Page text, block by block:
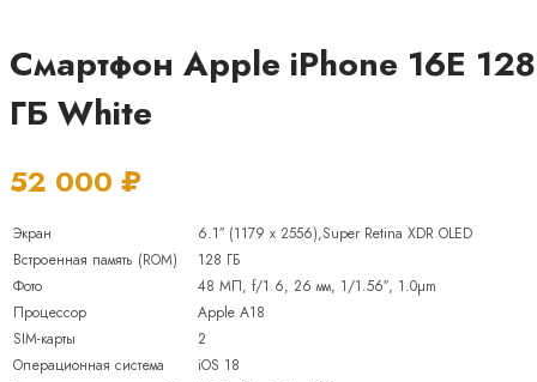
Смартфон Apple iPhone 16E 128
ГБ White
52 000 ₽
Экран
6.1″ (1179 x 2556),Super Retina XDR OLED
Встроенная память (ROM)
128 ГБ
Фото
48 МП, f/1.6, 26 мм, 1/1.56″, 1.0µm
Процессор
Apple A18
SIM-карты
2
Операционная система
iOS 18